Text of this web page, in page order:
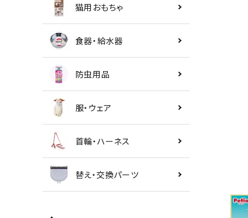
猫用おもちゃ
食器・給水器
防虫用品
服・ウェア
首輪・ハーネス
替え・交換パーツ